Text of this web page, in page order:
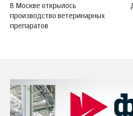
В Москве открылось
производство ветеринарных
препаратов